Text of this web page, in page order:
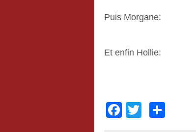
Puis Morgane:
Et enfin Hollie:
F